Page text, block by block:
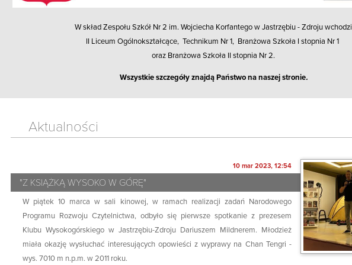
W skład Zespołu Szkół Nr 2 im. Wojciecha Korfantegow Jastrzębiu - Zdrojuwchodzi
II Liceum Ogólnokształcące, Technikum Nr 1, Branżowa Szkoła I stopnia Nr 1
oraz Branżowa Szkoła II stopnia Nr 2.
Wszystkie szczegóły znajdą Państwo na naszej stronie.
Aktualności
10 mar 2023, 12:54
"Z KSIĄŻKĄ WYSOKO W GÓRĘ"
W piątek 10 marca w sali kinowej, w ramach realizacji zadań Narodowego
Programu Rozwoju Czytelnictwa, odbyło się pierwsze spotkanie z prezesem
Klubu Wysokogórskiego w Jastrzębiu-Zdroju Dariuszem Mildnerem. Młodzież
miała okazję wysłuchać interesujących opowieści z wyprawy na Chan Tengri -
wys. 7010 m n.p.m. w 2011 roku.